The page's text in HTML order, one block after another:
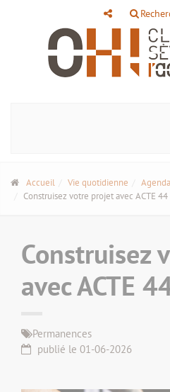
Accueil Vie quotidienne
Agenda
Construisez votre projet avec ACTE 44
Construisez
avec ACTE
Permanences
publié le 01-06-2026
Panneau de gestion des cookies